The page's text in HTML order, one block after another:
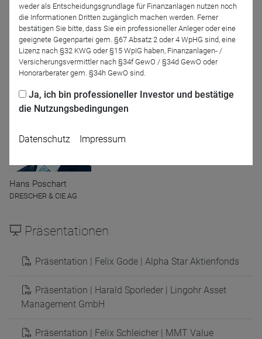
Felix Schleicher
MMT Value Fonds
Maximilian Zander
Value Intelligence
Advisors GmbH
Moderation
Hans Poschart
DRESCHER & CIE AG
Präsentationen
Präsentation | Felix Gode | Alpha Star Aktienfonds
Präsentation | Harald Sporleder | Lingohr Asset
Management GmbH
Präsentation | Felix Schleicher | MMT Value
weder als Entscheidungsgrundlage für Finanzanlagen nutzen noch
die Informationen Dritten zugänglich machen werden. Ferner
bestätigen Sie bitte, dass Sie ein professioneller Anleger oder eine
geeignete Gegenpartei gem. §67 Absatz 2 oder 4 WpHG sind, eine
Lizenz nach §32 KWG oder §15 WpIG haben, Finanzanlagen- /
Versicherungsvermittler nach §34f GewO / §34d GewO oder
Honorarberater gem. §34h GewO sind.
Ja, ich bin professioneller Investor und bestätige
die Nutzungsbedingungen
Datenschutz Impressum
Anbieter D&C
Ablauf